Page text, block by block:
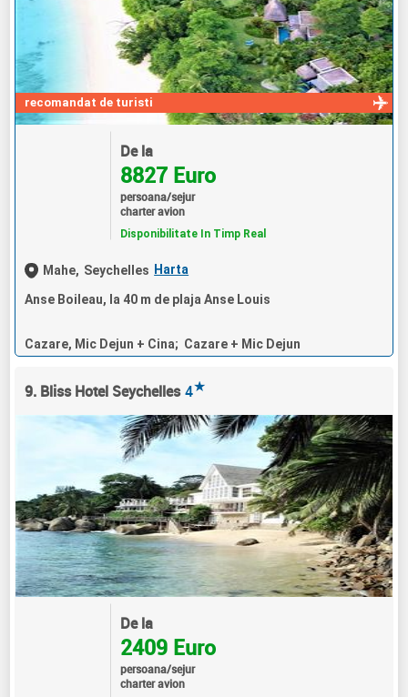
recomandat de turisti
De la
8827 Euro
persoana/sejur
charter avion
Disponibilitate In Timp Real
Mahe, Seychelles Harta
Anse Boileau, la 40 m de plaja Anse Louis
Cazare, Mic Dejun + Cina; Cazare + Mic Dejun
9. Bliss Hotel Seychelles 4★
De la
2409 Euro
persoana/sejur
charter avion